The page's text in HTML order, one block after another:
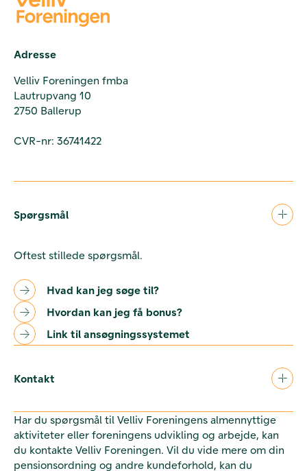
Adresse
Velliv Foreningen fmba
Lautrupvang 10
2750 Ballerup
CVR-nr: 36741422
Spørgsmål
Oftest stillede spørgsmål.
Hvad kan jeg søge til?
Hvordan kan jeg få bonus?
Link til ansøgningssystemet
Kontakt
Har du spørgsmål til Velliv Foreningens almennyttige
aktiviteter eller foreningens udvikling og arbejde, kan
du kontakte Velliv Foreningen. Vil du vide mere om din
pensionsordning og andre kundeforhold, kan du